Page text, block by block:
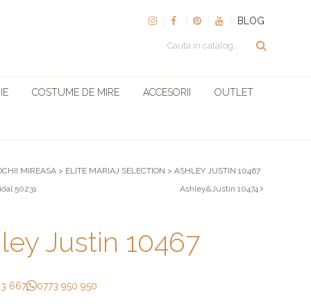
BLOG
COSTUME DE MIRE ACCESORII OUTLET
MIREASA > ELITE MARIAJ SELECTION >ASHLEY JUSTIN 10467
50231
Ashley&Justin 10474
Justin 10467
667 0773 950 950